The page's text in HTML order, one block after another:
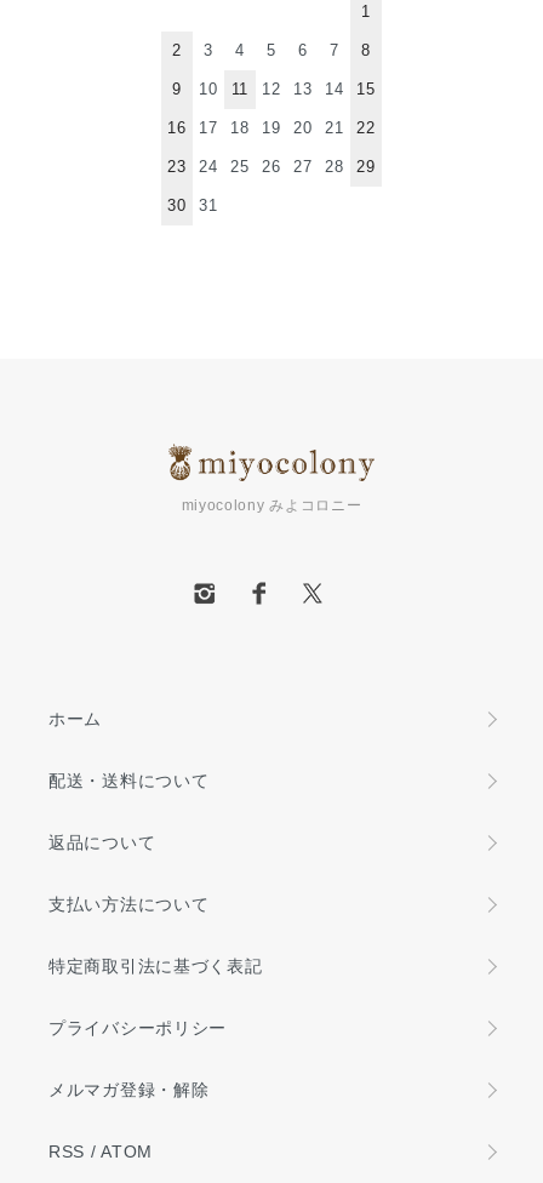
1
2 3 4 5 6 7 8
9 10 11 12 13 14 15
16 17 18 19 20 21 22
23 24 25 26 27 28 29
30 31
miyocolony みよコロニー
ホーム
配送・送料について
返品について
支払い方法について
特定商取引法に基づく表記
プライバシーポリシー
メルマガ登録・解除
RSS /ATOM